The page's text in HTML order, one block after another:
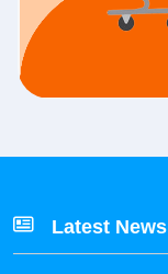
Latest News